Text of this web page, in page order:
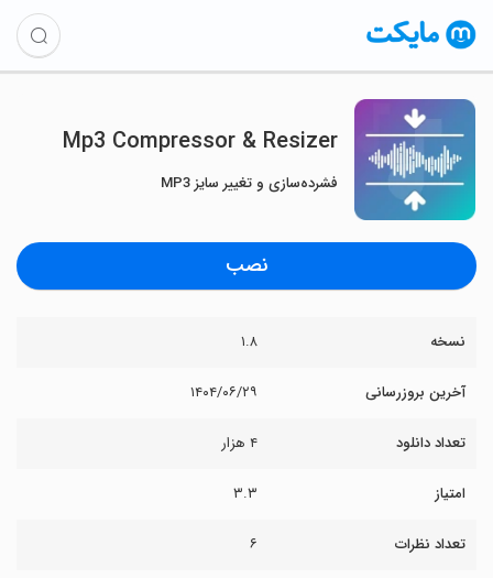
Mp3 Compressor & Resizer
فشرده‌سازی و تغییر سایز MP3
نصب
نسخه ۱.۸
آخرین بروزرسانی ۱۴۰۴/۰۶/۲۹
تعداد دانلود ۴ هزار
امتیاز ۳.۳
تعداد نظرات ۶